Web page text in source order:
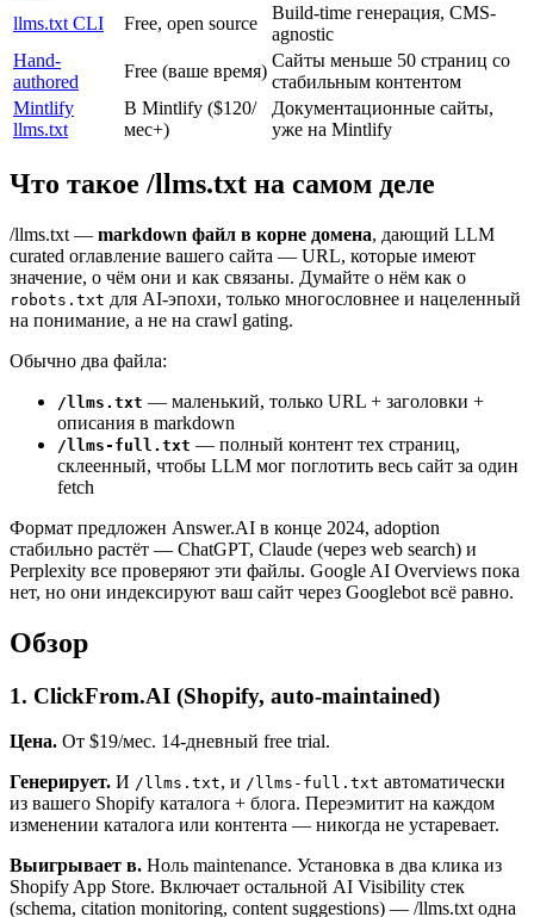
llms.txt CLI
Free, open source
Build-time генерация, CMS-
agnostic
Hand-
authored
Free (ваше время)
Сайты меньше 50 страниц со
стабильным контентом
Mintlify
llms.txt
В Mintlify ($120/
мес+)
Документационные сайты,
уже на Mintlify
Что такое /llms.txt на самом деле
/llms.txt — markdown файл в корне домена, дающий LLM
curated оглавление вашего сайта — URL, которые имеют
значение, о чём они и как связаны. Думайте о нём как о
robots.txt для AI-эпохи, только многословнее и нацеленный
на понимание, а не на crawl gating.
Обычно два файла:
/llms.txt — маленький, только URL + заголовки +
описания в markdown
/llms-full.txt — полный контент тех страниц,
склеенный, чтобы LLM мог поглотить весь сайт за один
fetch
Формат предложен Answer.AI в конце 2024, adoption
стабильно растёт — ChatGPT, Claude (через web search) и
Perplexity все проверяют эти файлы. Google AI Overviews пока
нет, но они индексируют ваш сайт через Googlebot всё равно.
Обзор
1. ClickFrom.AI (Shopify, auto-maintained)
Цена. От $19/мес. 14-дневный free trial.
Генерирует. И /llms.txt, и /llms-full.txt автоматически
из вашего Shopify каталога + блога. Переэмитит на каждом
изменении каталога или контента — никогда не устаревает.
Выигрывает в. Ноль maintenance. Установка в два клика из
Shopify App Store. Включает остальной AI Visibility стек
(schema, citation monitoring, content suggestions) — /llms.txt одна